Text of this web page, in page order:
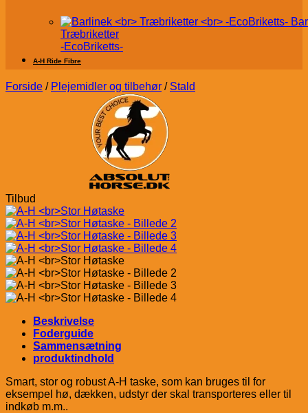
Træbriketter
-EcoBriketts-
A-H Ride Fibre
Forside / Plejemidler og tilbehør / Stald
Tilbud
Beskrivelse
Foderguide
Sammensætning
produktindhold
Smart, stor og robust A-H taske, som kan bruges til for
eksempel hø, dækken, udstyr der skal transporteres eller til
indkøb m.m..